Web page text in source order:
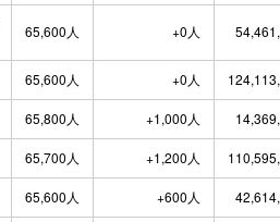
65,600人 +0人
65,600人 +0人
65,800人 +1,000人
65,700人 +1,200人
65,600人 +600人